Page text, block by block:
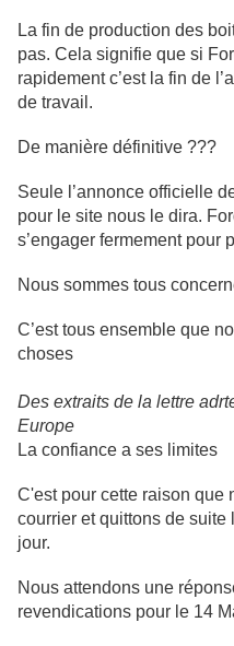
La fin de production des
pas. Cela signifie que si
rapidement c’est la fin de
de travail.
De manière définitive ???
Seule l’annonce officielle
pour le site nous le dira.
s’engager fermement pour
Nous sommes tous
C’est tous ensemble que
choses
Des extraits de la lettre
Europe
La confiance a ses limites
C'est pour cette raison que
courrier et quittons de
jour.
Nous attendons une
revendications pour le 14